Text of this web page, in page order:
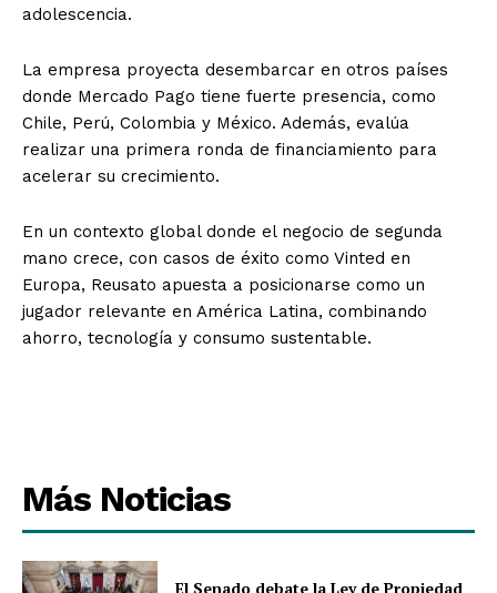
adolescencia.
La empresa proyecta desembarcar en otros países
donde Mercado Pago tiene fuerte presencia, como
Chile, Perú, Colombia y México. Además, evalúa
realizar una primera ronda de financiamiento para
acelerar su crecimiento.
En un contexto global donde el negocio de segunda
mano crece, con casos de éxito como Vinted en
Europa, Reusato apuesta a posicionarse como un
jugador relevante en América Latina, combinando
ahorro, tecnología y consumo sustentable.
Más Noticias
El Senado debate la Ley de Propiedad